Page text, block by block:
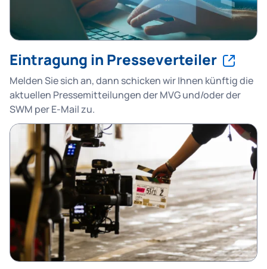
Eintragung in Presseverteiler
Melden Sie sich an, dann schicken wir Ihnen künftig die
aktuellen Pressemitteilungen der MVG und/oder der
SWM per E-Mail zu.